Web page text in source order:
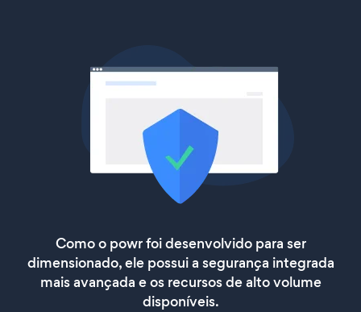
Como o powr foi desenvolvido para ser
dimensionado, ele possui a segurança integrada
mais avançada e os recursos de alto volume
disponíveis.